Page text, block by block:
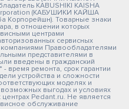
KABUSHIKI KAISHA
(КАБУШИКИ КАЙША
Корпорейшн). Товарные знаки
в отношении которых
центрами
сервисных
компаниями Правообладателями
представителями в
введены в гражданский
время ремонта, срок гарантии
устройства и сложности
моделях и
выгодах и условиях
Pedant.ru. Не является
обслуживание